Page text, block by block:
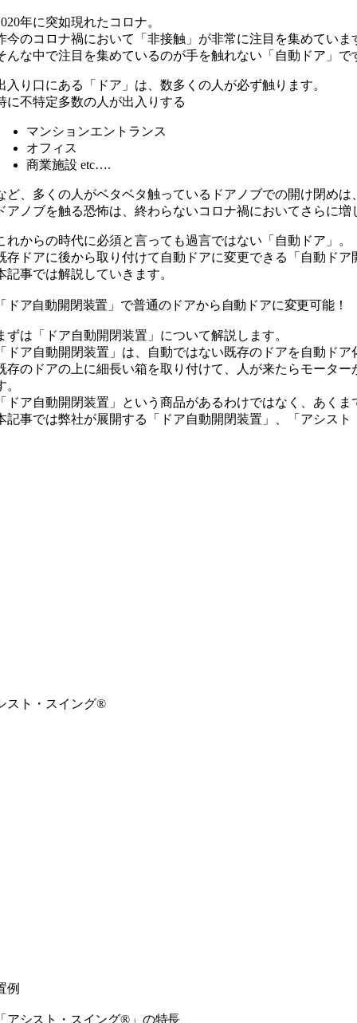
年に突如現れたコロナ。
今のコロナ禍において「非接触」が非常に注目を集めていま
んな中で注目を集めているのが手を触れない「自動ドア」で
入り口にある「ドア」は、数多くの人が必ず触ります。
に不特定多数の人が出入りする
マンションエントランス
オフィス
商業施設 etc….
ど、多くの人がベタベタ触っているドアノブでの開け閉め
アノブを触る恐怖は、終わらないコロナ禍においてさらに増
れからの時代に必須と言っても過言ではない「自動ドア」。
存ドアに後から取り付けて自動ドアに変更できる「自動ドア
記事では解説していきます。
ドア自動開閉装置」で普通のドアから自動ドアに変更可能！
ずは「ドア自動開閉装置」について解説します。
ドア自動開閉装置」は、自動ではない既存のドアを自動ド
存のドアの上に細長い箱を取り付けて、人が来たらモータ
。
ドア自動開閉装置」という商品があるわけではなく、あくま
記事では弊社が展開する「ドア自動開閉装置」、「アシス
スト・スイング®
例
アシスト・スイング®」の特長